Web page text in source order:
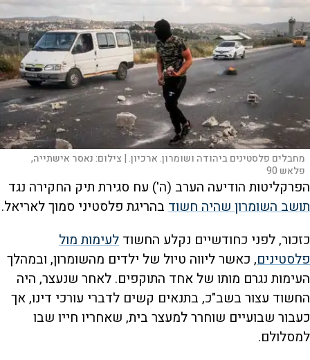
מחבלים פלסטינים ביהודה ושומרון. ארכיון. | צילום:נאסר אישתייה,
פלאש 90
הפרקליטות הודיעה הערב (ה') עח סגירת תיק החקירה נגד
תושב השומרון שהיה חשוד בהריגת פלסטיני סמוך לאריאל.
כזכור, לפני כחודשיים נקלע החשוד לעימות מול
פלסטינים, כאשר ליווה טיול של ילדים מהשומרון, ובמהלך
העימות נגרם מותו של אחד התוקפים. לאחר שנעצר, היה
החשוד עצור בשב"כ, בתנאים קשים לדברי עורכי דינו, אך
כעבור שבועיים שוחרר למעצר בית, שאחריו חייו שבו
למסלולם.